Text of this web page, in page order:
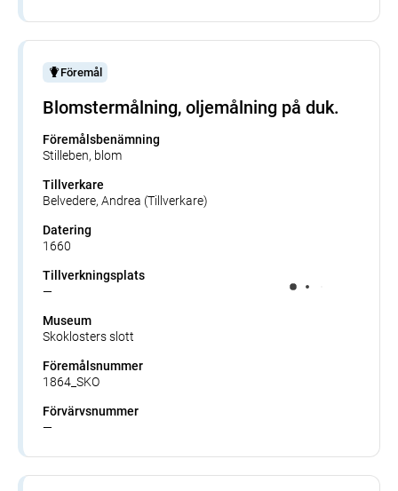
Föremål
Blomstermålning, oljemålning på duk.
Föremålsbenämning
Stilleben, blom
Tillverkare
Belvedere, Andrea (Tillverkare)
Datering
1660
Tillverkningsplats
—
Museum
Skoklosters slott
Föremålsnummer
1864_SKO
Förvärvsnummer
—